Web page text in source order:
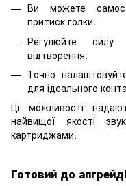
Ви можете
притиск голки.
Регулюйте силу
відтворення.
Точно
для ідеального
Ці можливості
найвищої якості
картриджами.
Готовий до